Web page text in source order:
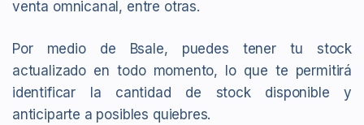
venta omnicanal, entre otras.
Por medio de Bsale, puedes tener tu stock
actualizado en todo momento, lo que te permitirá
identificar la cantidad de stock disponible y
anticiparte a posibles quiebres.